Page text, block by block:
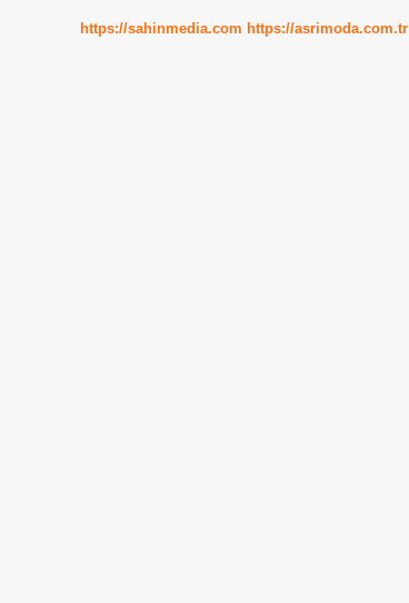
https://sahinmedia.com https://asrimoda.com.tr